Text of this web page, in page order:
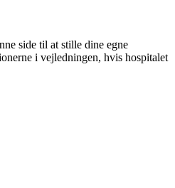
side til at stille dine egne
i vejledningen, hvis hospitalet